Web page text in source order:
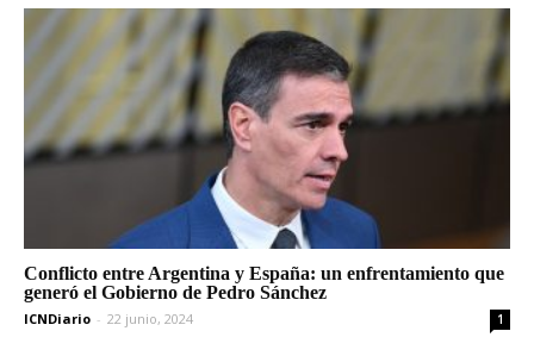
Conflicto entre Argentina y España: un enfrentamiento que
generó el Gobierno de Pedro Sánchez
ICNDiario - 22 junio, 2024 1